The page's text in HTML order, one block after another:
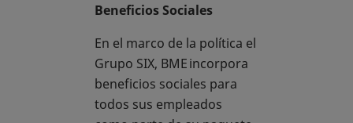
Beneficios Sociales
En el marco de la política el
Grupo SIX, BME incorpora
beneficios sociales para
todos sus empleados